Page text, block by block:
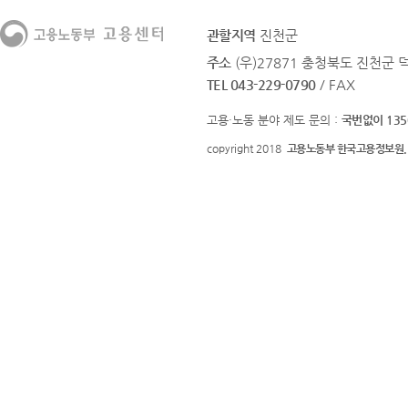
관할지역 진천군
주소 (우)27871 충청북도 진천군
TEL 043-229-0790 / FAX
고용·노동 분야 제도 문의 : 국번없이
copyright 2018 고용노동부 한국고용정보원.